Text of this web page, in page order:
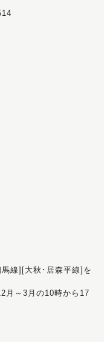
線][大秋･居森平線]を
月～3月の10時から17